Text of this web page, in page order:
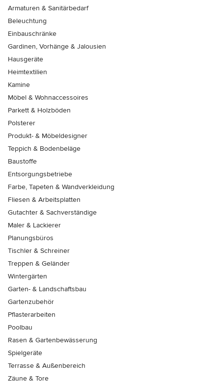
Armaturen & Sanitärbedarf
Beleuchtung
Einbauschränke
Gardinen, Vorhänge & Jalousien
Hausgeräte
Heimtextilien
Kamine
Möbel & Wohnaccessoires
Parkett & Holzböden
Polsterer
Produkt- & Möbeldesigner
Teppich & Bodenbeläge
Baustoffe
Entsorgungsbetriebe
Farbe, Tapeten & Wandverkleidung
Fliesen & Arbeitsplatten
Gutachter & Sachverständige
Maler & Lackierer
Planungsbüros
Tischler & Schreiner
Treppen & Geländer
Wintergärten
Garten- & Landschaftsbau
Gartenzubehör
Pflasterarbeiten
Poolbau
Rasen & Gartenbewässerung
Spielgeräte
Terrasse & Außenbereich
Zäune & Tore